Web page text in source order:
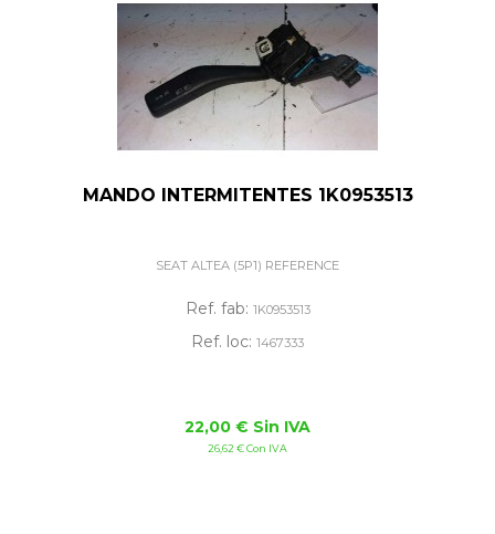
MANDO INTERMITENTES 1K0953513
SEAT ALTEA (5P1) REFERENCE
Ref. fab: 1K0953513
Ref. loc: 1467333
22,00 € Sin IVA
26,62 € Con IVA